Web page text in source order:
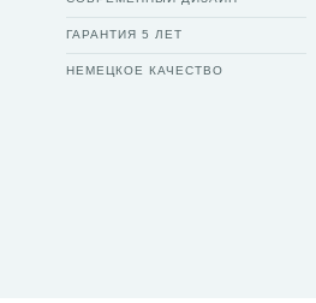
ГАРАНТИЯ 5 ЛЕТ
НЕМЕЦКОЕ КАЧЕСТВО